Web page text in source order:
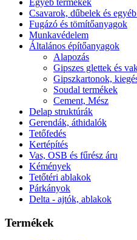
Egyéb termékek
Csavarok, dűbelek és
Fugázó és tömítőanyagok
Munkavédelem
Általános építőanyagok
Alapozás
Gipszes glettek és
Gipszkartonok,
Soudal termékek
Cement, Mész
Delap struktúrák
Gerendák, áthidalók
Tetőfedés
Kertépítés
Vas, OSB és fűrész áru
Kémények
Tetőtéri ablakok
Párkányok
Delta - ajtók, ablakok
Termékek